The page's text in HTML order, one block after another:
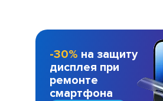
-30% на защиту
дисплея при
ремонте
смартфона